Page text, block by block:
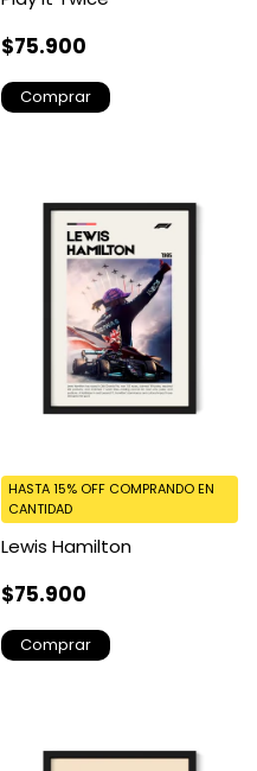
$75.900
Comprar
Lewis Hamilton
$75.900
HASTA 15% OFF COMPRANDO EN
CANTIDAD
Comprar